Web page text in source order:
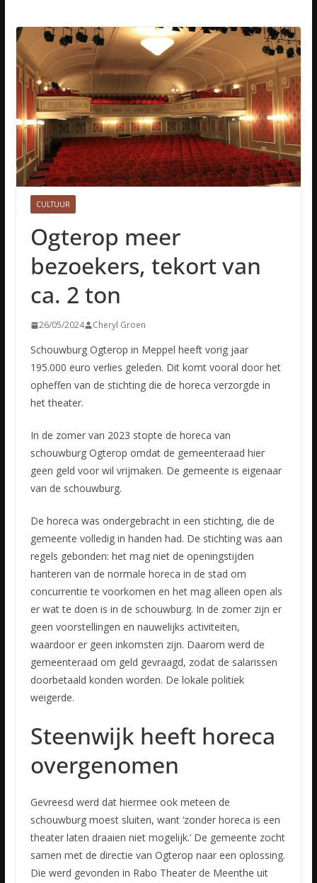
CULTUUR
Ogterop meer
bezoekers, tekort van
ca. 2 ton
26/05/2024 Cheryl Groen
Schouwburg Ogterop in Meppel heeft vorig jaar
195.000 euro verlies geleden. Dit komt vooral door het
opheffen van de stichting die de horeca verzorgde in
het theater.
In de zomer van 2023 stopte de horeca van
schouwburg Ogterop omdat de gemeenteraad hier
geen geld voor wil vrijmaken. De gemeente is eigenaar
van de schouwburg.
De horeca was ondergebracht in een stichting, die de
gemeente volledig in handen had. De stichting was aan
regels gebonden: het mag niet de openingstijden
hanteren van de normale horeca in de stad om
concurrentie te voorkomen en het mag alleen open als
er wat te doen is in de schouwburg. In de zomer zijn er
geen voorstellingen en nauwelijks activiteiten,
waardoor er geen inkomsten zijn. Daarom werd de
gemeenteraad om geld gevraagd, zodat de salarissen
doorbetaald konden worden. De lokale politiek
weigerde.
Steenwijk heeft horeca
overgenomen
Gevreesd werd dat hiermee ook meteen de
schouwburg moest sluiten, want ‘zonder horeca is een
theater laten draaien niet mogelijk.’ De gemeente zocht
samen met de directie van Ogterop naar een oplossing.
Die werd gevonden in Rabo Theater de Meenthe uit